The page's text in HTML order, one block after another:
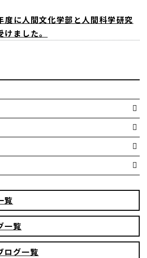
に人間文化学部と人間科学研究
ました。
覧
一覧
ログ一覧